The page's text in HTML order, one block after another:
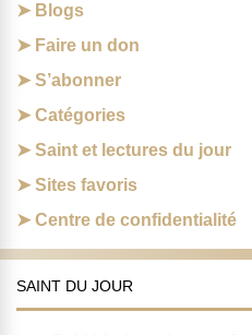
Blogs
Faire un don
S’abonner
Catégories
Saint et lectures du jour
Sites favoris
Centre de confidentialité
SAINT DU JOUR